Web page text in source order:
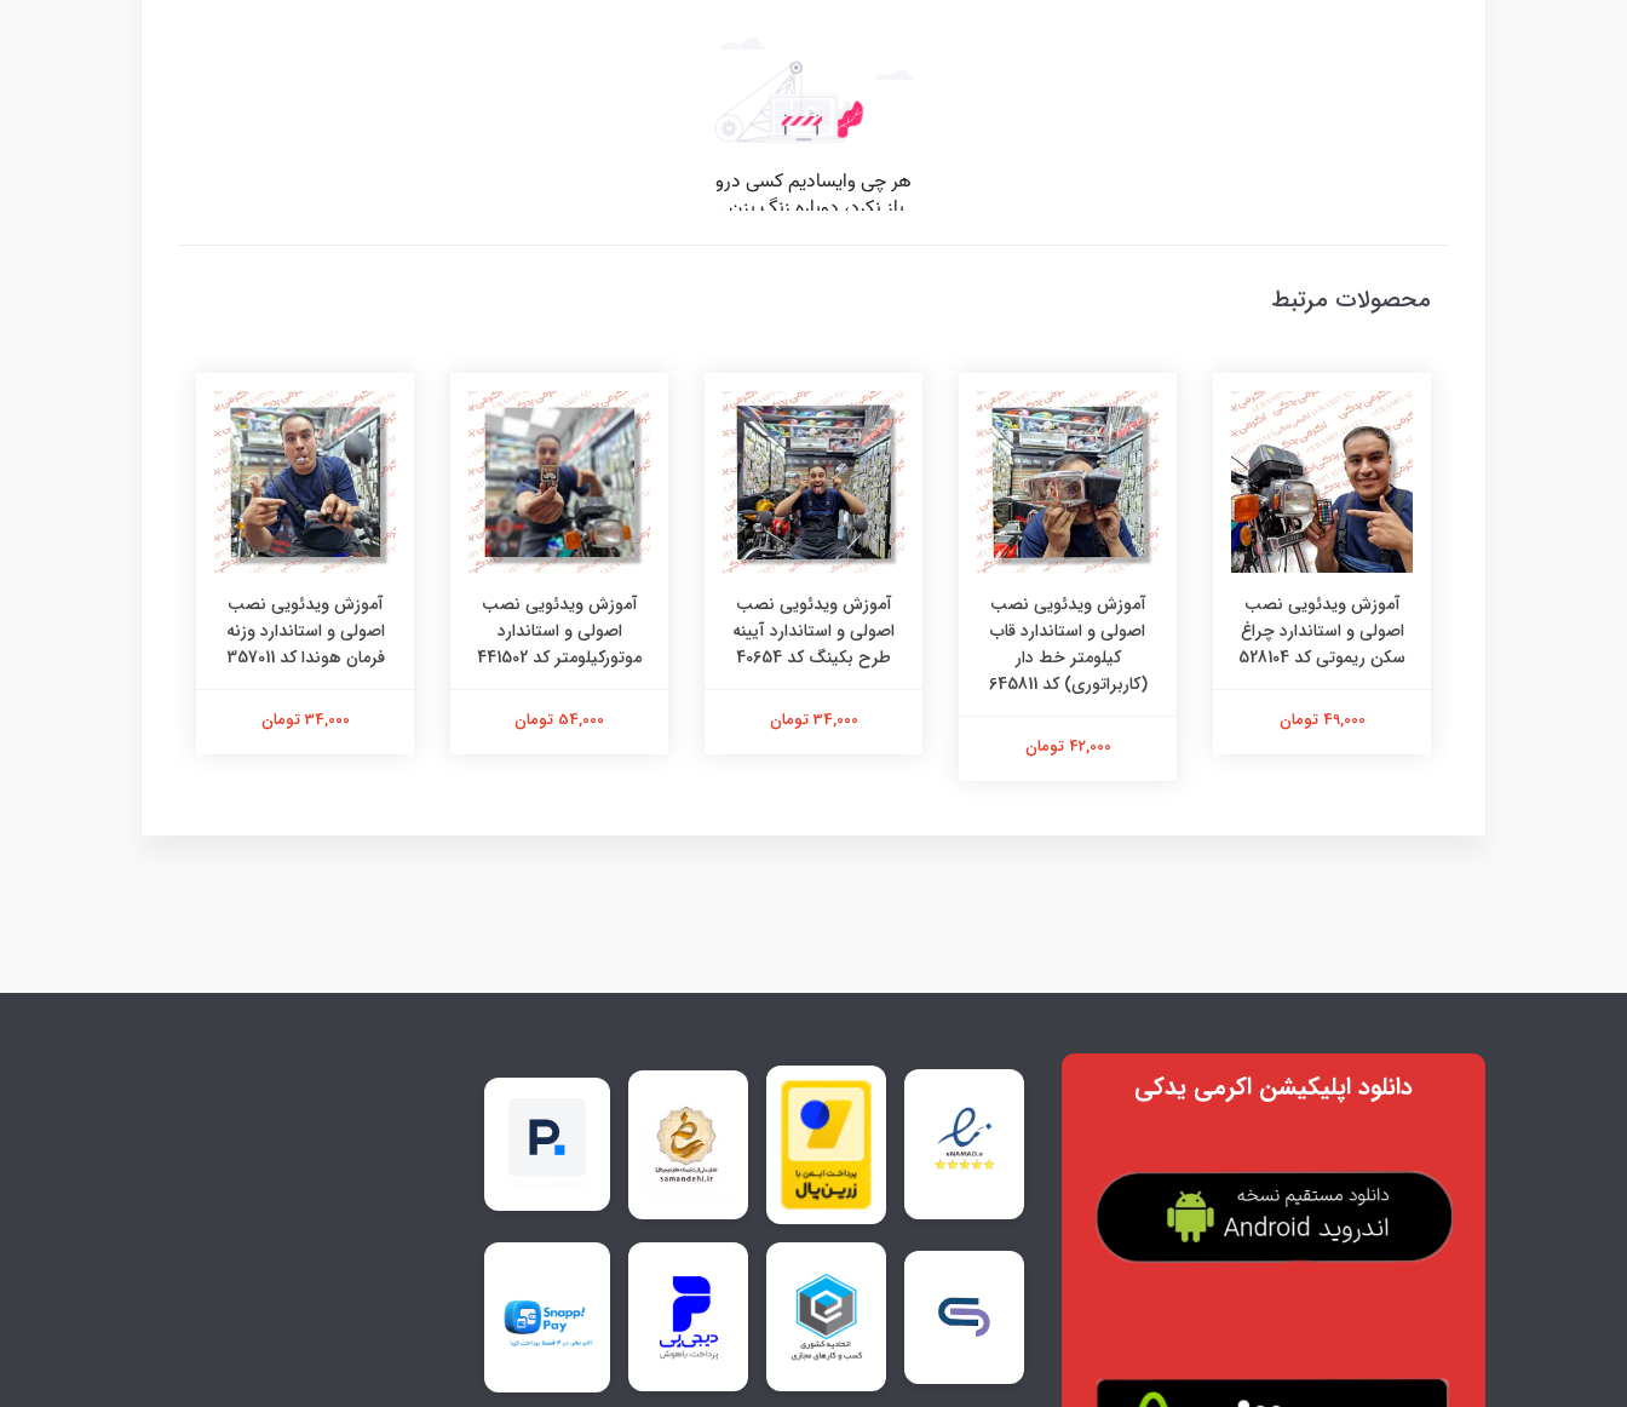
محصولات مرتبط
آموزش ویدئویی نصب
اصولی و استاندارد چراغ
سکن ریموتی کد 528104
49,000 تومان
آموزش ویدئویی نصب
اصولی و استاندارد قاب
کیلومتر خط دار
(کاربراتوری) کد 645811
42,000 تومان
آموزش ویدئویی نصب
اصولی و استاندارد آیینه
طرح بکینگ کد 40654
34,000 تومان
آموزش ویدئویی نصب
اصولی و استاندارد
موتورکیلومتر کد 441502
54,000 تومان
آموزش ویدئویی نصب
اصولی و استاندارد وزنه
فرمان هوندا کد 357011
34,000 تومان
دانلود اپلیکیشن اکرمی یدکی